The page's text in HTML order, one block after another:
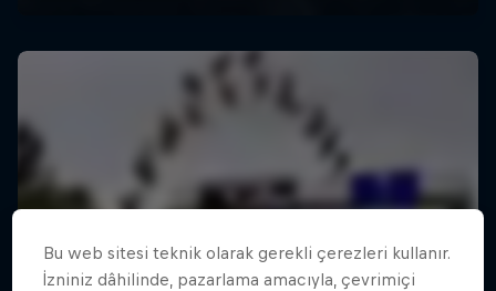
Bu web sitesi teknik olarak gerekli çerezleri kullanır.
İzniniz dâhilinde, pazarlama amacıyla, çevrimiçi